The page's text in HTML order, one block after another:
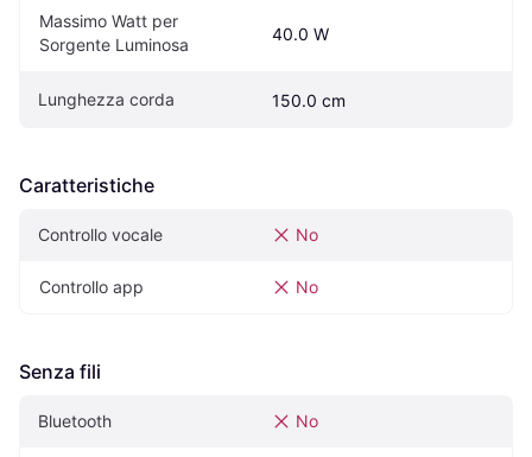
Massimo Watt per
Sorgente Luminosa
40.0 W
Lunghezza corda 150.0 cm
Caratteristiche
Controllo vocale No
Controllo app No
Senza fili
Bluetooth No